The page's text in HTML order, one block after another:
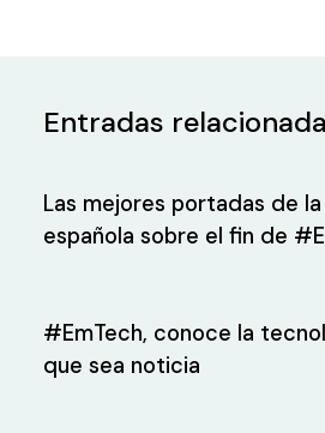
Entradas
Las mejores portadas de
española sobre el fin de
#EmTech, conoce la
que sea noticia